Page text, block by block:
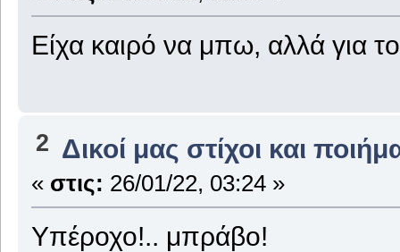
Είχα καιρό να μπω, αλλά για
2 Δικοί μας στίχοι και
« στις: 26/01/22, 03:24 »
Υπέροχο!.. μπράβο!